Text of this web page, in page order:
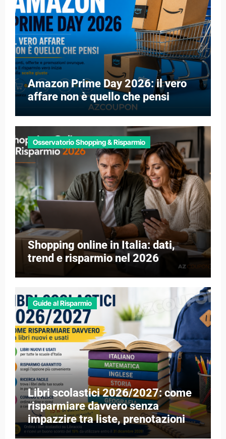
Amazon Prime Day 2026: il vero
affare non è quello che pensi
Osservatorio Shopping & Risparmio
Shopping online in Italia: dati,
trend e risparmio nel 2026
Guide al Risparmio
Libri scolastici 2026/2027: come
risparmiare davvero senza
impazzire tra liste, prenotazioni e
libri esauriti